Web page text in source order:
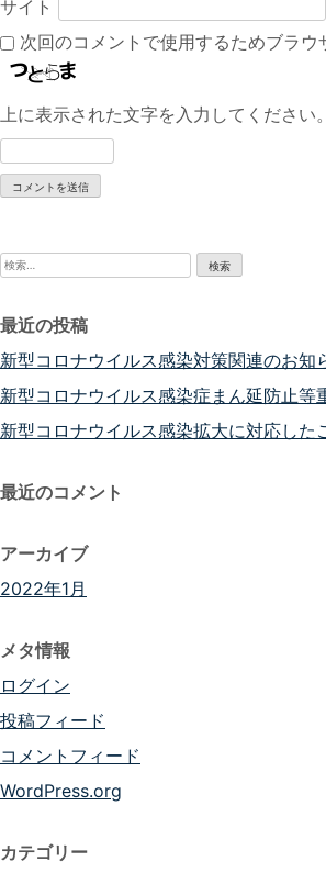
サイト
次回のコメントで使用するためブラウ
上に表示された文字を入力してください。
検
最近の投稿
新型コロナウイルス感染対策関連のお知
新型コロナウイルス感染症まん延防止等
新型コロナウイルス感染拡大に対応し
最近のコメント
アーカイブ
2022年1月
メタ情報
ログイン
投稿フィード
コメントフィード
WordPress.org
カテゴリー